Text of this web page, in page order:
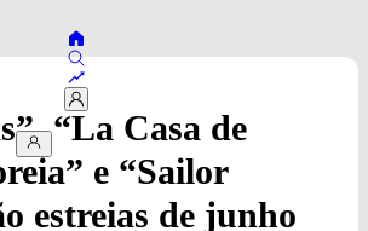
“La Casa de
e “Sailor
estreias de junho